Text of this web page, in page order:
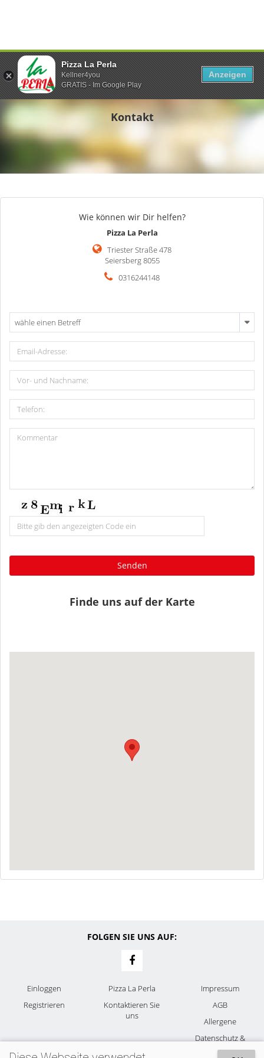
Kontakt
Wie können wir Dir helfen?
Pizza La Perla
Triester Straße 478
Seiersberg 8055
0316244148
wähle einen Betreff
Senden
Finde uns auf der Karte
FOLGEN SIE UNS AUF:
Einloggen
Registrieren
Pizza La Perla
Kontaktieren Sie
uns
Impressum
AGB
Allergene
Datenschutz &
Cookies
Pizza La Perla
Kellner4you
GRATIS - Im Google Play
Anzeigen